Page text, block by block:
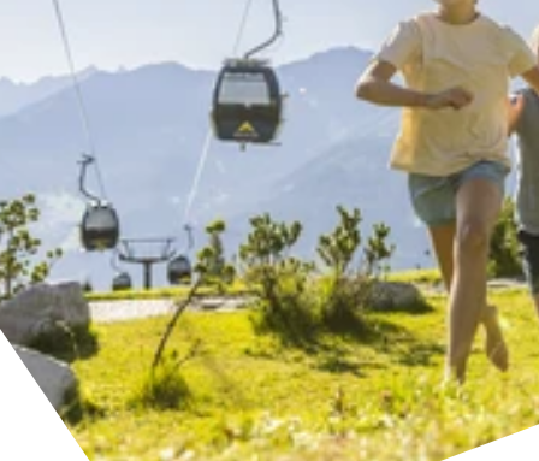
Unterkünfte finden
Ticket- &
Gutscheinshop
Deutsch
+43/5476/6239
info@serfaus-fiss-ladis.at